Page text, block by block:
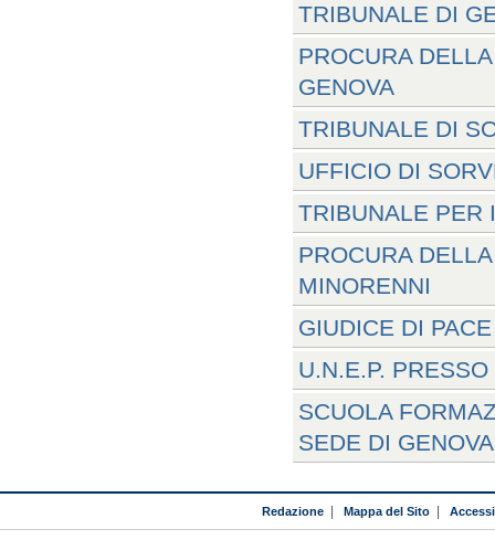
TRIBUNALE DI
PROCURA
GENOVA
TRIBUNALE DI
UFFICIO DI
TRIBUNALE PER
PROCURA
MINORENNI
GIUDICE DI
U.N.E.P.
SCUOLA
SEDE DI GENOVA
Redazione| Mappa del Sito|